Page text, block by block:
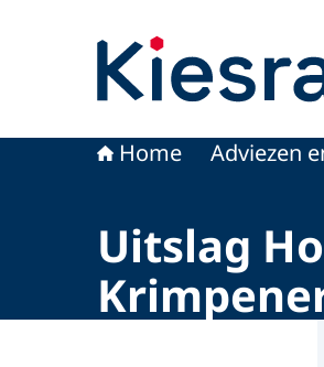
Home Adviezen
Uitslag